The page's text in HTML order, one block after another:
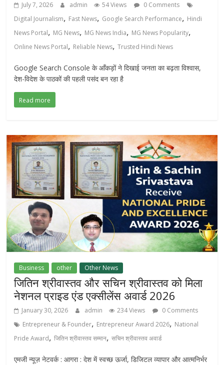
July 7, 2026 admin 54 Views
0 Comments
Digital Journalism, Fast News, Google Search Performance, Hindi
News Portal, MG News, MG News India, MG News Popularity,
Online News Portal, Reliable News,Trusted Hindi News
Google Search Console के आँकड़ों ने दिखाई जनता का बढ़ता विश्वास,
देश-विदेश के पाठकों की पहली पसंद बन रहा है
Read more
Business other Other News
जितिन श्रीवास्तव और सचिन श्रीवास्तव को मिला
नेशनल प्राइड एंड एक्सीलेंस अवार्ड 2026
January 30, 2026 admin 234 Views
0 Comments
Entrepreneur & Founder, Entrepreneur Award 2026, National
Pride Award,जितिन श्रीवास्तव सम्मान,सचिन श्रीवास्तव अवार्ड
एमजी न्यूज़ नेटवर्क : आगरा : देश में स्वच्छ ऊर्जा, डिजिटल व्यापार और आत्मनिर्भर